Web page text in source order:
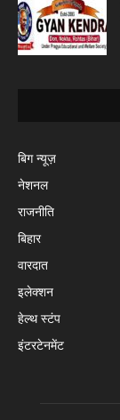
बिग न्यूज़
नेशनल
राजनीति
बिहार
वारदात
इलेक्शन
हेल्थ स्टंप
इंटरटेनमेंट